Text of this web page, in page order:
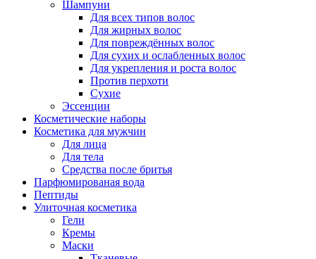
Шампуни
Для всех типов волос
Для жирных волос
Для повреждённых волос
Для сухих и ослабленных волос
Для укрепления и роста волос
Против перхоти
Сухие
Эссенции
Косметические наборы
Косметика для мужчин
Для лица
Для тела
Средства после бритья
Парфюмированая вода
Пептиды
Улиточная косметика
Гели
Кремы
Маски